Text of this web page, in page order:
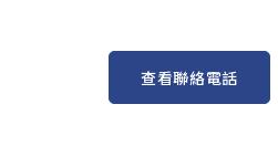
查看聯絡電話